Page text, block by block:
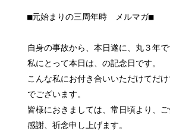
■元始まりの三周年時 メルマガ■
自身の事故から、本日遂に、丸３年で
私にとって本日は、の記念日です。
こんな私にお付き合いいただけてだ
でございます。
皆様におきましては、常日頃より、
感謝、祈念申し上げます。